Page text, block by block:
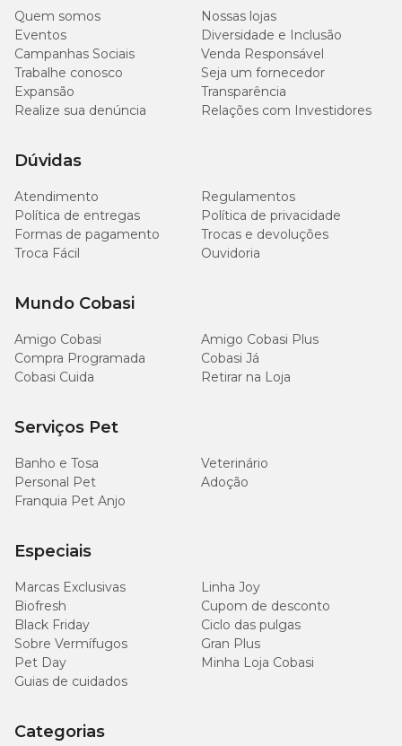
Contraindicações
Não administrar a animais com hipersensibilidade a algum dos
seus componentes.
A Cobasi oferece os melhores produtos do mercado, aqui você
encontra oArtrin Condroprotetor Brouwer com preço
especial e qualidade nos nossos produtos, serviços, entrega e
Quem somos
Nossas lojas
Eventos
Diversidade e Inclusão
Campanhas Sociais
Venda Responsável
Trabalhe conosco
Seja um fornecedor
Expansão
Transparência
Realize sua denúncia
Relações com Investidores
Dúvidas
Atendimento
Regulamentos
Política de entregas
Política de privacidade
Formas de pagamento
Trocas e devoluções
Troca Fácil
Ouvidoria
Mundo Cobasi
Amigo Cobasi
Amigo Cobasi Plus
Compra Programada
Cobasi Já
Cobasi Cuida
Retirar na Loja
Serviços Pet
Banho e Tosa
Veterinário
Personal Pet
Adoção
Franquia Pet Anjo
Especiais
Marcas Exclusivas
Linha Joy
Biofresh
Cupom de desconto
Black Friday
Ciclo das pulgas
Sobre Vermífugos
Gran Plus
Pet Day
Minha Loja Cobasi
Guias de cuidados
Categorias